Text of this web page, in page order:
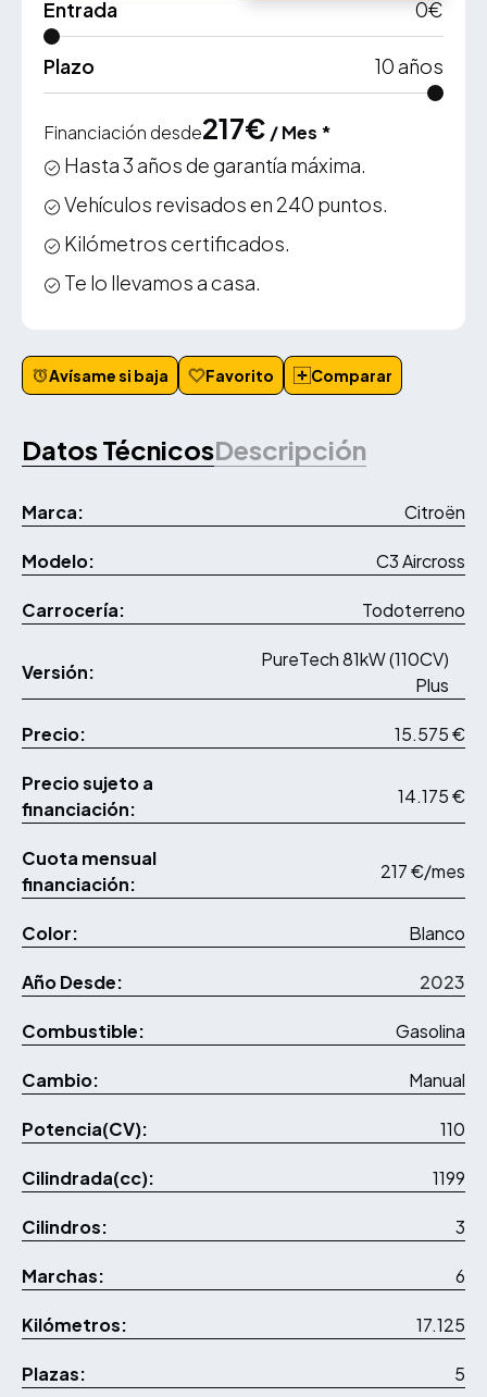
Entrada
0€
Plazo 10años
Financiación desde217€ / Mes *
Hasta 3 años de garantía máxima.
Vehículos revisados en 240 puntos.
Kilómetros certificados.
Te lo llevamos a casa.
Avísame si baja Favorito Comparar
Datos TécnicosDescripción
Marca: Citroën
Modelo: C3 Aircross
Carrocería: Todoterreno
Versión:
PureTech 81kW (110CV)
Plus
Precio: 15.575 €
Precio sujeto a
financiación:
14.175 €
Cuota mensual
financiación:
217 €/mes
Color: Blanco
Año Desde: 2023
Combustible: Gasolina
Cambio: Manual
Potencia(CV): 110
Cilindrada(cc): 1199
Cilindros: 3
Marchas: 6
Kilómetros: 17.125
Plazas: 5